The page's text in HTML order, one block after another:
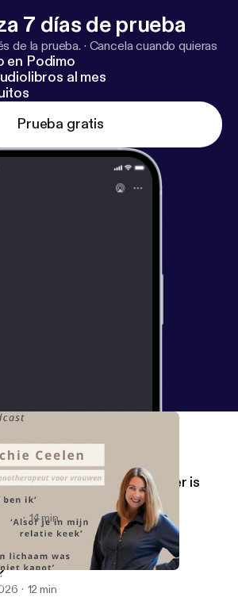
hier op LinkedIn:https://www.link
ceelen-11062928?utm_source
www.linkedin.com/in/mechie-ce
#zenuwstelsel
#traumaverwerking
7 días de prueba
de la prueba. · Cancela cuando quieras
en Podimo
al mes
Prueba gratis
er als je eindelijk weer gaat voelen?
nee zegt…
ontspannen soms moeilijker is
14 min
jouw lichaam al die tijd
12 min